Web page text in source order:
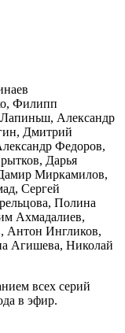
Филипп
Александр
Дмитрий
Федоров,
Дарья
Миркамилов,
Сергей
Полина
Ахмадалиев,
Антон Ингликов,
Агишева, Николай
всех серий
в эфир.